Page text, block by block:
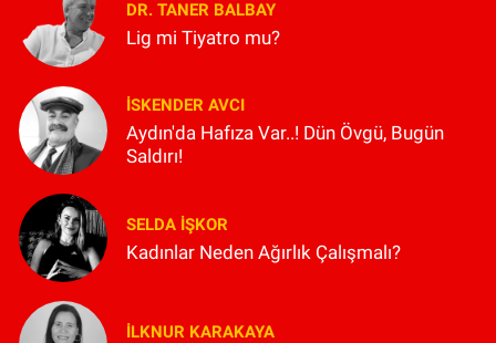
DR. TANER BALBAY
Lig mi Tiyatro mu?
İSKENDER AVCI
Aydın'da Hafıza Var..! Dün Övgü, Bugün
Saldırı!
SELDA İŞKOR
Kadınlar Neden Ağırlık Çalışmalı?
İLKNUR KARAKAYA